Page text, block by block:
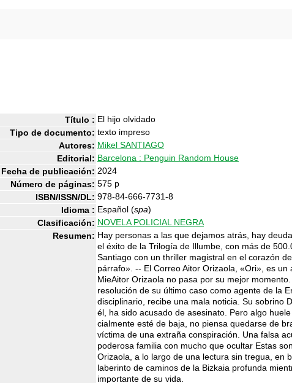
Título : El hijo olvidado
Tipo de documento: texto impreso
Autores: Mikel SANTIAGO
Editorial: Barcelona : Penguin Random House
Fecha de publicación: 2024
Número de páginas: 575 p
ISBN/ISSN/DL: 978-84-666-7731-8
Idioma : Español (spa)
Clasificación: NOVELA POLICIAL NEGRA
Resumen: Hay personas a las que dejamos atrás, hay
el éxito de la Trilogía de Illumbe, con más de
Santiago con un thriller magistral en el corazón
párrafo». -- El Correo Aitor Orizaola, «Ori», es un
MieAitor Orizaola no pasa por su mejor
resolución de su último caso como agente de la
disciplinario, recibe una mala noticia. Su sobrino
él, ha sido acusado de asesinato. Pero algo
cialmente esté de baja, no piensa quedarse de
víctima de una extraña conspiración. Una falsa
poderosa familia con mucho que ocultar Estas
Orizaola, a lo largo de una lectura sin tregua, en
laberinto de caminos de la Bizkaia profunda
importante de su vida.